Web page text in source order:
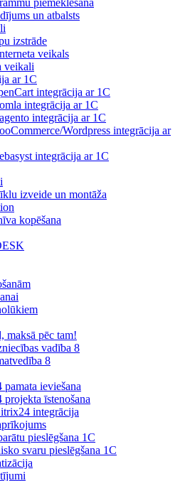
un atbalsts
izstrāde
veikals
veikali
ar 1C
integrācija ar 1C
integrācija ar 1C
integrācija ar 1C
Wordpress integrācija ar
integrācija ar 1C
izveide un montāža
kopēšana
maksā pēc tam!
vadība 8
8
ieviešana
īstenošana
integrācija
pieslēgšana 1C
svaru pieslēgšana 1C